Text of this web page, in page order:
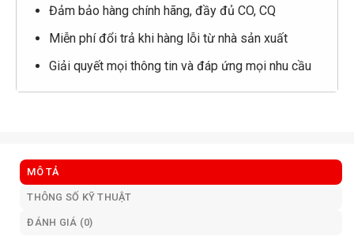
Đảm bảo hàng chính hãng, đầy đủ CO, CQ
Miễn phí đổi trả khi hàng lỗi từ nhà sản xuất
Giải quyết mọi thông tin và đáp ứng mọi nhu cầu
MÔ TẢ
THÔNG SỐ KỸ THUẬT
ĐÁNH GIÁ (0)